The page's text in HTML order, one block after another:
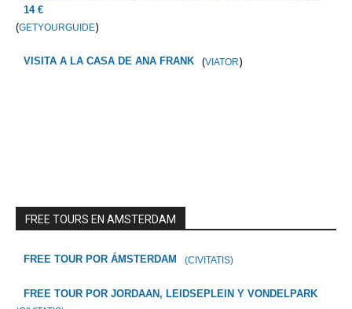
14 €
(GETYOURGUIDE)
VISITA A LA CASA DE ANA FRANK (VIATOR)
FREE TOURS EN AMSTERDAM
FREE TOUR POR ÁMSTERDAM (CIVITATIS)
FREE TOUR POR JORDAAN, LEIDSEPLEIN Y VONDELPARK